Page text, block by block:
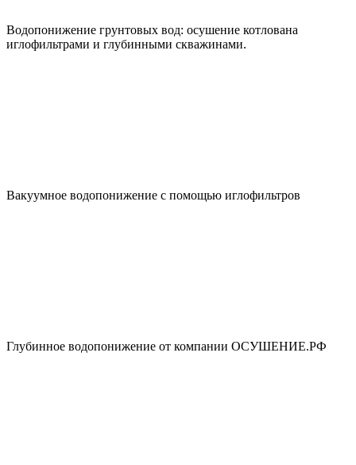
Водопонижение грунтовых вод: осушение котлована
иглофильтрами и глубинными скважинами.
Вакуумное водопонижение с помощью иглофильтров
Глубинное водопонижение от компании ОСУШЕНИЕ.РФ